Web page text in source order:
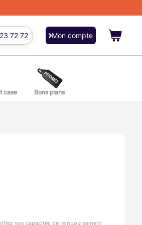
72 72 Mon compte
case Bons plans
vos capacités de remboursement